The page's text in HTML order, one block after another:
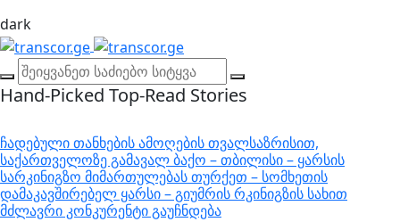
dark
Hand-Picked Top-Read Stories
ჩადებული თანხების ამოღების თვალსაზრისით,
საქართველოზე გამავალ ბაქო – თბილისი – ყარსის
სარკინიგზო მიმართულებას თურქეთ – სომხეთის
დამაკავშირებელ ყარსი – გიუმრის რკინიგზის სახით
მძლავრი კონკურენტი გაუჩნდება